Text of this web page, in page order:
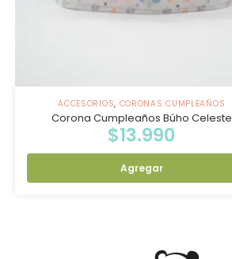
ACCESORIOS, CORONAS CUMPLEAÑOS
Corona Cumpleaños Búho Celeste
$13.990
Agregar